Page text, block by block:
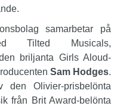
samarbetar på
Tilted Musicals,
briljanta Girls Aloud-
Sam Hodges.
Olivier-prisbelönta
från Brit Award-belönta